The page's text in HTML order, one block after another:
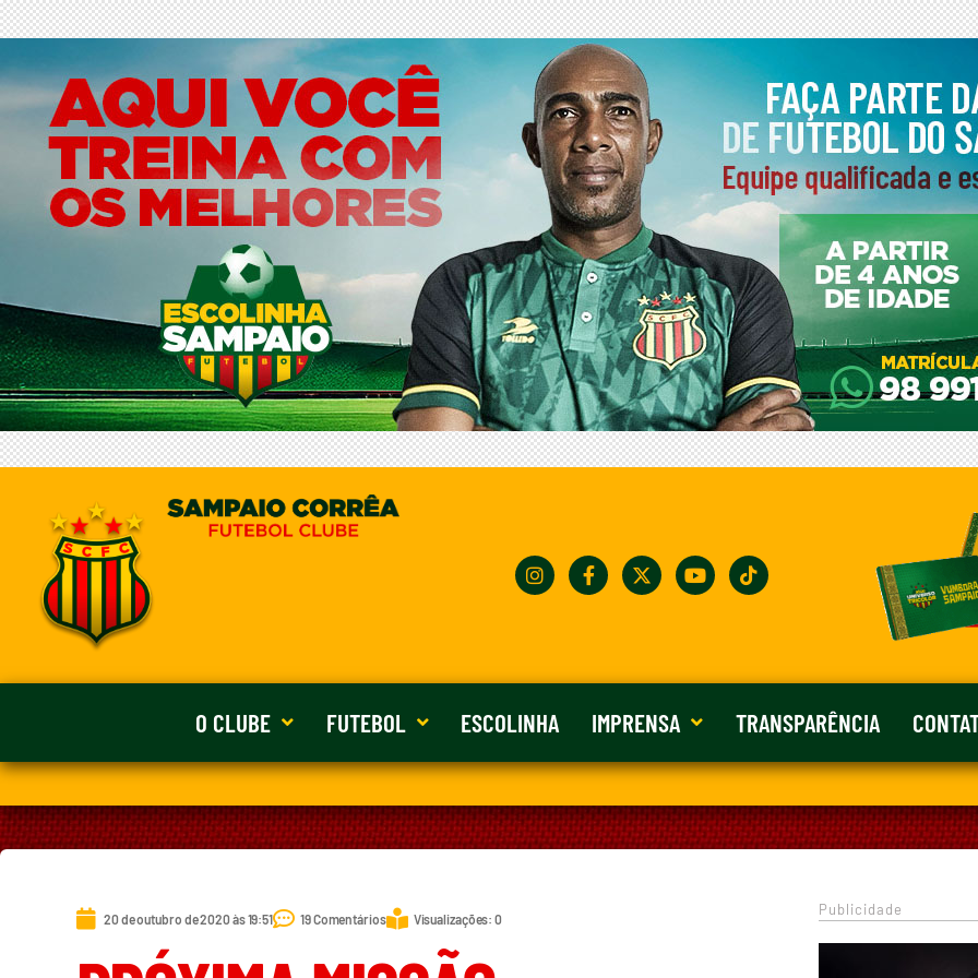
O CLUBE FUTEBOL ESCOLINHA IMPRENSA TRANSPARÊNCIA
20 de outubro de 2020 às 19:51 19 Comentários Visualizações: 0
Publicidade